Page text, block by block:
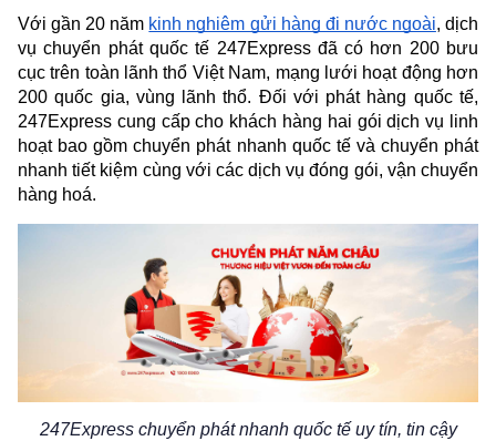
Với gần 20 năm kinh nghiệm gửi hàng đi nước ngoài, dịch
vụ chuyển phát quốc tế 247Express đã có hơn 200 bưu
cục trên toàn lãnh thổ Việt Nam, mạng lưới hoạt động hơn
200 quốc gia, vùng lãnh thổ. Đối với phát hàng quốc tế,
247Express cung cấp cho khách hàng hai gói dịch vụ linh
hoạt bao gồm chuyển phát nhanh quốc tế và chuyển phát
nhanh tiết kiệm cùng với các dịch vụ đóng gói, vận chuyển
hàng hoá.
247Express chuyển phát nhanh quốc tế uy tín, tin cậy